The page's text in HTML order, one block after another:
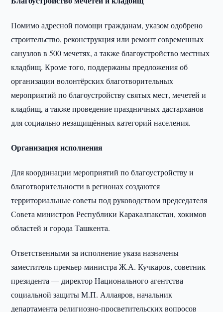
Помимо адресной помощи гражданам, указом одобрено
строительство, реконструкция или ремонт современных
санузлов в 500 мечетях, а также благоустройство местных
кладбищ. Кроме того, поддержаны предложения об
организации волонтёрских благотворительных
мероприятий по благоустройству святых мест, мечетей и
кладбищ, а также проведение праздничных дастарханов
для социально незащищённых категорий населения.
Организация исполнения
Для координации мероприятий по благоустройству и
благотворительности в регионах создаются
территориальные советы под руководством председателя
Совета министров Республики Каракалпакстан, хокимов
областей и города Ташкента.
Ответственными за исполнение указа назначены
заместитель премьер-министра Ж.А. Кучкаров, советник
президента — директор Национального агентства
социальной защиты М.П. Аллаяров, начальник
департамента религиозно-просветительских вопросов